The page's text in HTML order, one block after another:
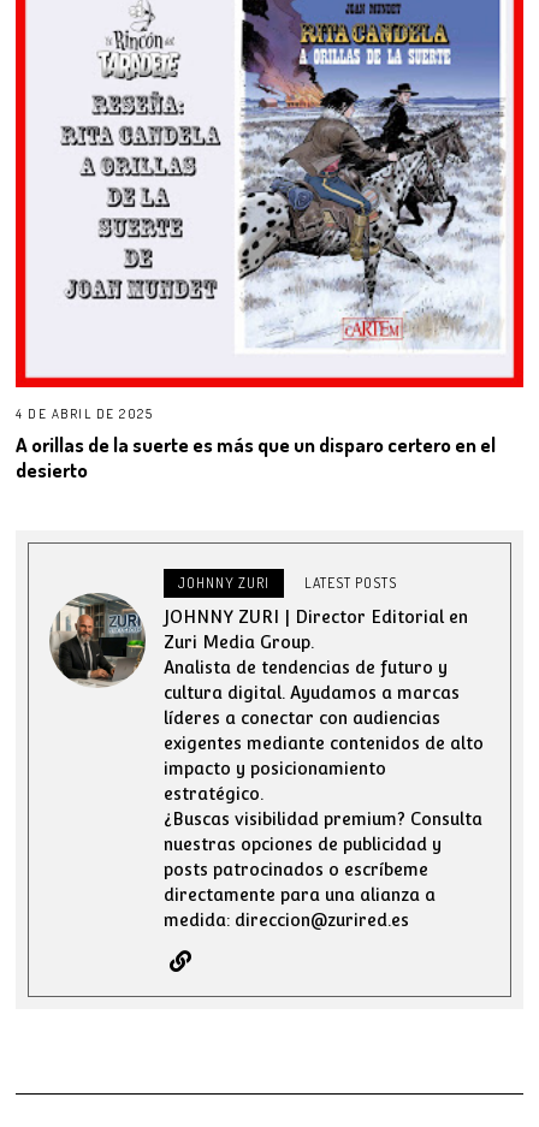
4 DE ABRIL DE 2025
A orillas de la suerte es más que un disparo certero en el
desierto
JOHNNY ZURI LATEST POSTS
JOHNNY ZURI | Director Editorial en
Zuri Media Group.
Analista de tendencias de futuro y
cultura digital. Ayudamos a marcas
líderes a conectar con audiencias
exigentes mediante contenidos de alto
impacto y posicionamiento
estratégico.
¿Buscas visibilidad premium? Consulta
nuestras opciones de publicidad y
posts patrocinados o escríbeme
directamente para una alianza a
medida: direccion@zurired.es